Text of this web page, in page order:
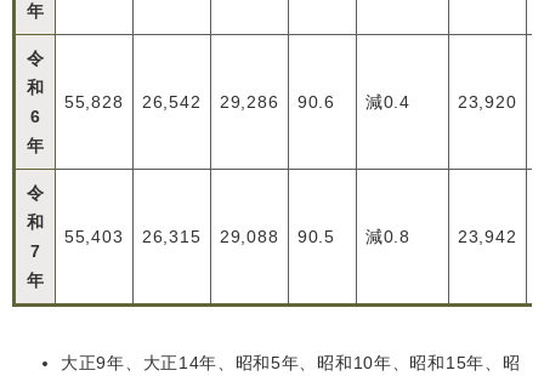
年
令
和
6
年
55,828 26,542 29,286 90.6 減0.4 23,920
令
和
7
年
55,403 26,315 29,088 90.5 減0.8 23,942
大正9年、大正14年、昭和5年、昭和10年、 昭和15年、昭